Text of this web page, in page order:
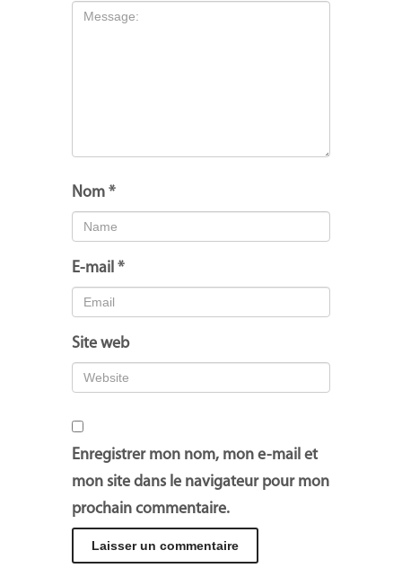
Nom *
E-mail *
Site web
Enregistrer mon nom, mon e-mail et
mon site dans le navigateur pour mon
prochain commentaire.